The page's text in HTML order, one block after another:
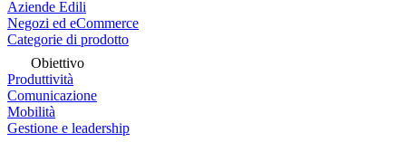
Aziende Edili
Negozi ed eCommerce
Categorie di prodotto
Obiettivo
Produttività
Comunicazione
Mobilità
Gestione e leadership